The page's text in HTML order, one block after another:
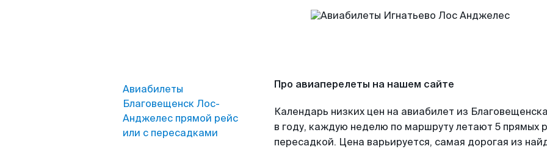
Авиабилеты
Благовещенск Лос-
Анджелес прямой рейс
или с пересадками
Про авиаперелеты на нашем сайте
Календарь низких цен на авиабилет из
в году, каждую неделю по маршруту летают 5 прямых
пересадкой. Цена варьируется, самая дорогая из